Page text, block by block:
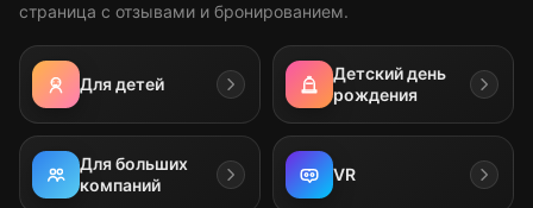
страница с отзывами и бронированием.
Для детей
Детский день
рождения
Для больших
компаний
VR